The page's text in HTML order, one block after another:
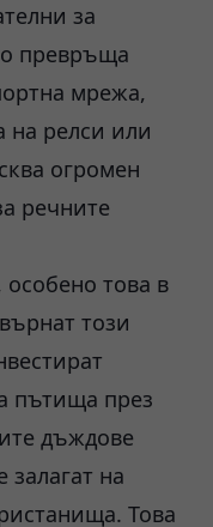
за
превръща
мрежа,
на релси или
огромен
речните
особено това в
този
пътища през
дъждове
залагат на
Това